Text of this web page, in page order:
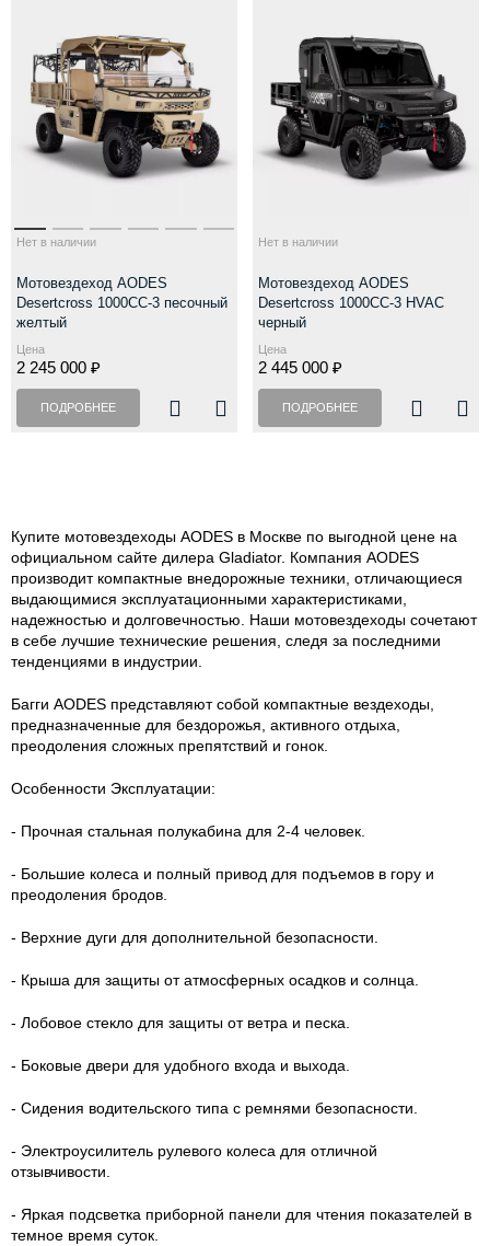
Нет в наличии
Мотовездеход AODES
Desertcross 1000CC-3 песочный
желтый
Цена
2 245 000 ₽
ПОДРОБНЕЕ
Нет в наличии
Мотовездеход AODES
Desertcross 1000CC-3 HVAC
черный
Цена
2 445 000 ₽
ПОДРОБНЕЕ
Купите мотовездеходы AODES в Москве по выгодной цене на
официальном сайте дилера Gladiator. Компания AODES
производит компактные внедорожные техники, отличающиеся
выдающимися эксплуатационными характеристиками,
надежностью и долговечностью. Наши мотовездеходы сочетают
в себе лучшие технические решения, следя за последними
тенденциями в индустрии.
Багги AODES представляют собой компактные вездеходы,
предназначенные для бездорожья, активного отдыха,
преодоления сложных препятствий и гонок.
Особенности Эксплуатации:
- Прочная стальная полукабина для 2-4 человек.
- Большие колеса и полный привод для подъемов в гору и
преодоления бродов.
- Верхние дуги для дополнительной безопасности.
- Крыша для защиты от атмосферных осадков и солнца.
- Лобовое стекло для защиты от ветра и песка.
- Боковые двери для удобного входа и выхода.
- Сидения водительского типа с ремнями безопасности.
- Электроусилитель рулевого колеса для отличной
отзывчивости.
- Яркая подсветка приборной панели для чтения показателей в
темное время суток.